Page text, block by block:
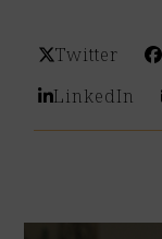
Twitter
LinkedIn